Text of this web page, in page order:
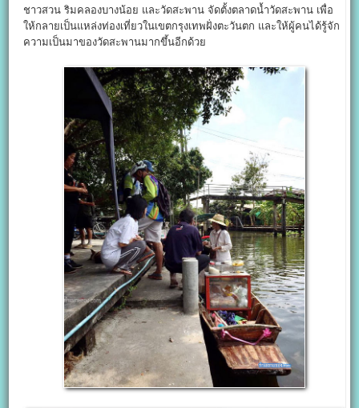
ชาวสวน ริมคลองบางน้อย และวัดสะพาน จัดตั้งตลาดน้ำวัดสะพาน เพื่อ
ให้กลายเป็นแหล่งท่องเที่ยวในเขตกรุงเทพฝั่งตะวันตก และให้ผู้คนได้รู้จัก
ความเป็นมาของวัดสะพานมากขึ้นอีกด้วย